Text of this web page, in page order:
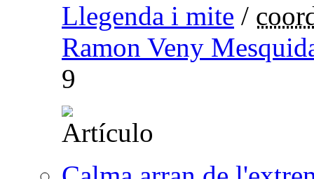
Llegenda i mite /
Ramon Veny
9